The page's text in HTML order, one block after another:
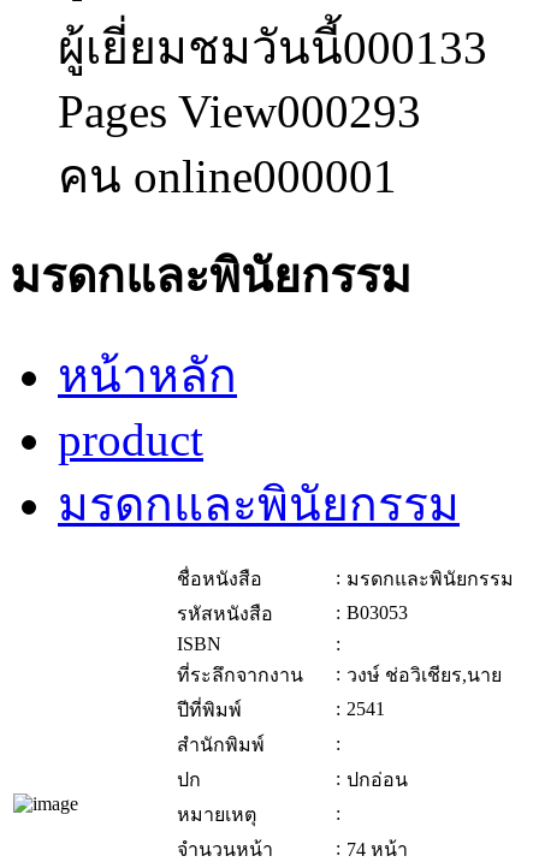
ผู้เยี่ยมชมวันนี้000133
Pages View000293
คน online000001
มรดกและพินัยกรรม
หน้าหลัก
product
มรดกและพินัยกรรม
ชื่อหนังสือ : มรดกและพินัยกรรม
รหัสหนังสือ
: B03053
ISBN
:
ที่ระลึกจากงาน
: วงษ์ ช่อวิเชียร,นาย
ปีที่พิมพ์
: 2541
สำนักพิมพ์
:
ปก
: ปกอ่อน
หมายเหตุ
:
จำนวนหน้า
: 74 หน้า